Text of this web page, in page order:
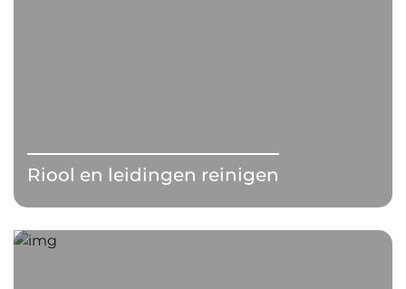
Riool en leidingen reinigen